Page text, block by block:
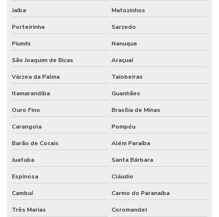
Mangueira Hidráulica Alta Pressão
Mangueira Hidráulica Alta Pressão 100r2at
Mangueira Hidráulica Com Espirais De Aço
Mangueira Hidráulica De Alta Pressão Em Minas Gerais
Mangueira Hidráulica Preço
Mangueira Vapor Saturado
Manômetro De Pressão
Manômetro De Pressão Com Caixa Em Inox
Manutenção De Equipamentos Hidráulicos
Motor Hidráulico
Jaíba Matozinhos
Porteirinha Sarzedo
Piumhi Nanuque
São Joaquim de Bicas Araçuaí
Várzea da Palma Taiobeiras
Itamarandiba Guanhães
Ouro Fino Brasília de Minas
Carangola Pompéu
Barão de Cocais Além Paraíba
Juatuba Santa Bárbara
Espinosa Cláudio
Cambuí Carmo do Paranaíba
Três Marias Coromandel